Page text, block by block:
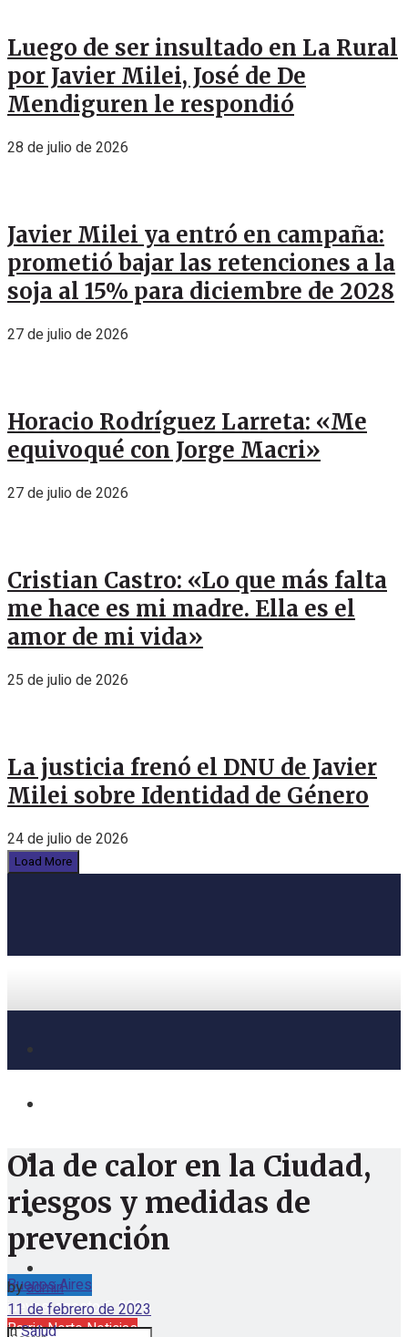
Luego de ser insultado en La Rural
por Javier Milei, José de De
Mendiguren le respondió
28 de julio de 2026
Javier Milei ya entró en campaña:
prometió bajar las retenciones a la
soja al 15% para diciembre de 2028
27 de julio de 2026
Horacio Rodríguez Larreta: «Me
equivoqué con Jorge Macri»
27 de julio de 2026
Cristian Castro: «Lo que más falta
me hace es mi madre. Ella es el
amor de mi vida»
25 de julio de 2026
La justicia frenó el DNU de Javier
Milei sobre Identidad de Género
24 de julio de 2026
Load More
Buenos Aires
jueves, agosto 6, 2026
Barrio Norte Noticias
Ola de calor en la Ciudad,
riesgos y medidas de
prevención
byadmin
11 de febrero de 2023
inSalud